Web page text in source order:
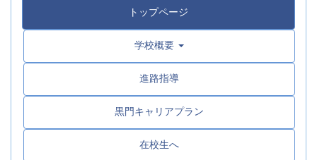
トップページ
学校概要
進路指導
黒門キャリアプラン
在校生へ